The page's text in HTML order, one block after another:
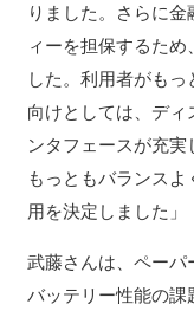
りました。さらに
ィーを担保するため
した。利用者がも
向けとしては、ディ
ンタフェースが充
もっともバランスよ
用を決定しました」
武藤さんは、ペーパ
バッテリー性能の課